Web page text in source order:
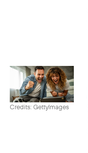
Credits: GettyImages